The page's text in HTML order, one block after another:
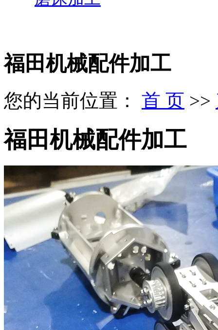
福田机械配件加工
您的当前位置： 首 页 >>
福田机械配件加工